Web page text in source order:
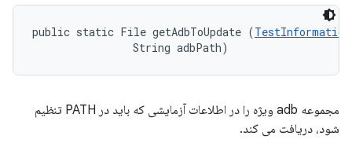
public static File getAdbToUpdate (TestInformation
                String adbPath)
مجموعه adb ویژه را در اطلاعات آزمایشی که باید در PATH تنظیم
شود، دریافت می کند.